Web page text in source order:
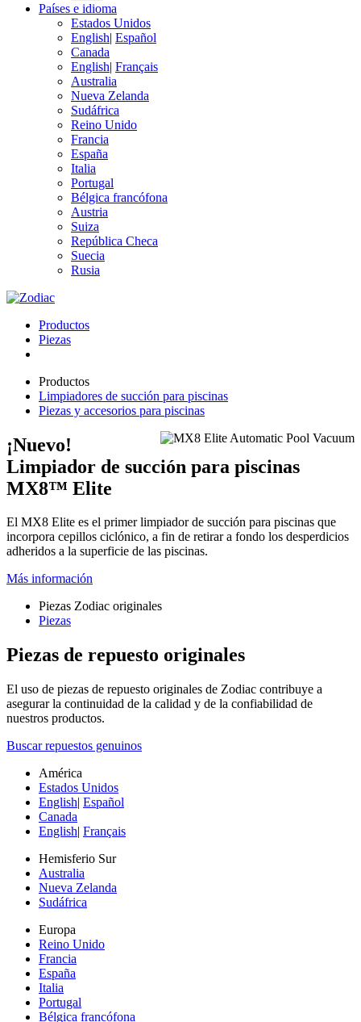
Países e idioma
Estados Unidos
English| Español
Canada
English| Français
Australia
Nueva Zelanda
Sudáfrica
Reino Unido
Francia
España
Italia
Portugal
Bélgica francófona
Austria
Suiza
República Checa
Suecia
Rusia
Productos
Piezas
Productos
Limpiadores de succión para piscinas
Piezas y accesorios para piscinas
¡Nuevo!
Limpiador de succión para piscinas
MX8™ Elite
El MX8 Elite es el primer limpiador de succión para piscinas que
incorpora cepillos ciclónico, a fin de retirar a fondo los desperdicios
adheridos a la superficie de las piscinas.
Más información
Piezas Zodiac originales
Piezas
Piezas de repuesto originales
El uso de piezas de repuesto originales de Zodiac contribuye a
asegurar la continuidad de la calidad y de la confiabilidad de
nuestros productos.
Buscar repuestos genuinos
América
Estados Unidos
English| Español
Canada
English| Français
Hemisferio Sur
Australia
Nueva Zelanda
Sudáfrica
Europa
Reino Unido
Francia
España
Italia
Portugal
Bélgica francófona